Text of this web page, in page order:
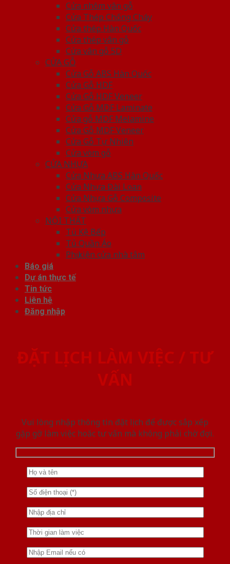
Cửa nhôm vân gỗ
Cửa Thép Chống Cháy
Cửa thép Hàn Quốc
Cửa thép vân gỗ
Cửa vân gỗ 5D
CỬA GỖ
Cửa Gỗ ABS Hàn Quốc
Cửa Gỗ HDF
Cửa Gỗ HDF Veneer
Cửa Gỗ MDF Laminate
Cửa gỗ MDF Melamine
Cửa Gỗ MDF Veneer
Cửa Gỗ Tự Nhiên
Cửa vòm gỗ
CỬA NHỰA
Cửa Nhựa ABS Hàn Quốc
Cửa Nhựa Đài Loan
Cửa Nhựa Gỗ Composite
Cửa vòm nhựa
NỘI THẤT
Tủ Kệ Bếp
Tủ Quần Áo
Phụ kiện cửa nhà tắm
Báo giá
Dự án thực tế
Tin tức
Liên hệ
Đăng nhập
ĐẶT LỊCH LÀM VIỆC / TƯ
VẤN
Vui lòng nhập thông tin đặt lịch để được sắp xếp
gặp gỡ làm việc hoăc tư vấn mà không phải chờ đợi.